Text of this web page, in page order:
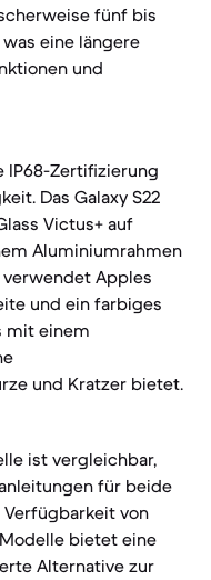
fünf bis
eine längere
und
IP68-Zertifizierung
Das Galaxy S22
Victus+ auf
Aluminiumrahmen
verwendet Apples
und ein farbiges
mit einem
und Kratzer bietet.
ist vergleichbar,
für beide
von
bietet eine
Alternative zur